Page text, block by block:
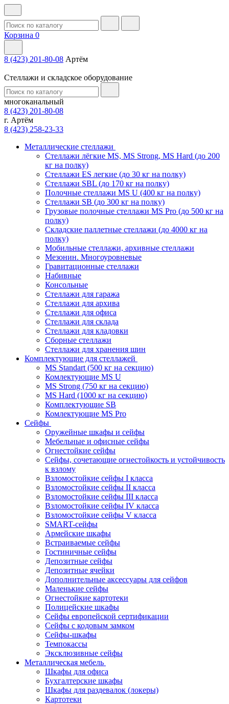
Корзина 0
8 (423) 201-80-08 Артём
Стеллажи и складское оборудование
многоканальный
8 (423) 201-80-08
г. Артём
8 (423) 258-23-33
Металлические стеллажи
Стеллажи лёгкие MS, MS Strong, MS Hard (до 200
кг на полку)
Стеллажи ES легкие (до 30 кг на полку)
Стеллажи SBL (до 170 кг на полку)
Полочные стеллажи MS U (400 кг на полку)
Стеллажи SB (до 300 кг на полку)
Грузовые полочные стеллажи MS Pro (до 500 кг на
полку)
Складские паллетные стеллажи (до 4000 кг на
полку)
Мобильные стеллажи, архивные стеллажи
Мезонин. Многоуровневые
Гравитационные стеллажи
Набивные
Консольные
Стеллажи для гаража
Стеллажи для архива
Стеллажи для офиса
Стеллажи для склада
Стеллажи для кладовки
Сборные стеллажи
Стеллажи для хранения шин
Комплектующие для стеллажей
MS Standart (500 кг на секцию)
Комлектующие MS U
MS Strong (750 кг на секцию)
MS Hard (1000 кг на секцию)
Комплектующие SB
Комлектующие MS Pro
Сейфы
Оружейные шкафы и сейфы
Мебельные и офисные сейфы
Огнестойкие сейфы
Сейфы, сочетающие огнестойкость и устойчивость
к взлому
Взломостойкие сейфы I класса
Взломостойкие сейфы II класса
Взломостойкие сейфы III класса
Взломостойкие сейфы IV класса
Взломостойкие сейфы V класса
SMART-сейфы
Армейские шкафы
Встраиваемые сейфы
Гостиничные сейфы
Депозитные сейфы
Депозитные ячейки
Дополнительные аксессуары для сейфов
Маленькие сейфы
Огнестойкие картотеки
Полицейские шкафы
Сейфы европейской сертификации
Сейфы с кодовым замком
Сейфы-шкафы
Темпокассы
Эксклюзивные сейфы
Металлическая мебель
Шкафы для офиса
Бухгалтерские шкафы
Шкафы для раздевалок (локеры)
Картотеки